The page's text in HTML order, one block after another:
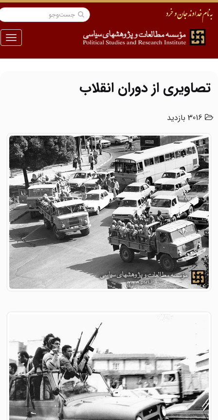
منو
تصاویری از دوران انقلاب
3016 بازدید